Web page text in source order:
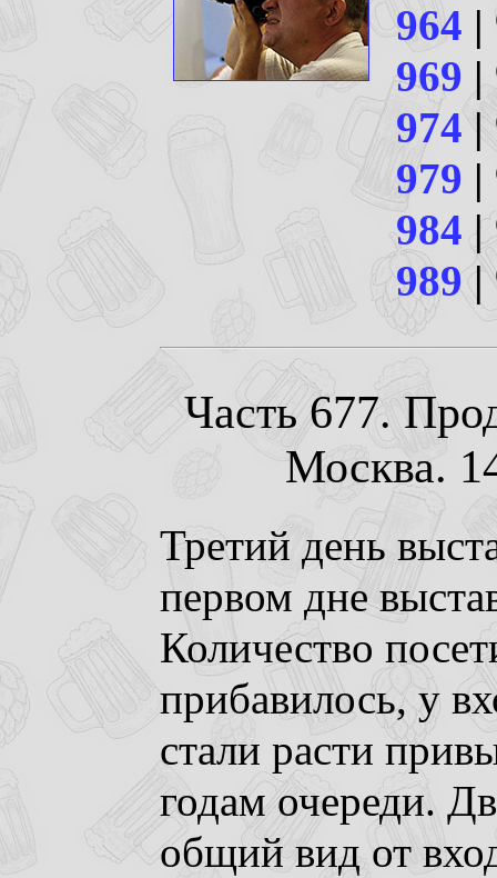
964 |
969 |
974|
979 |
984 |
989|
Часть 677.
Москва.
Третий день
первом дне
Количество
прибавилось, у
стали расти
годам очереди.
общий вид от